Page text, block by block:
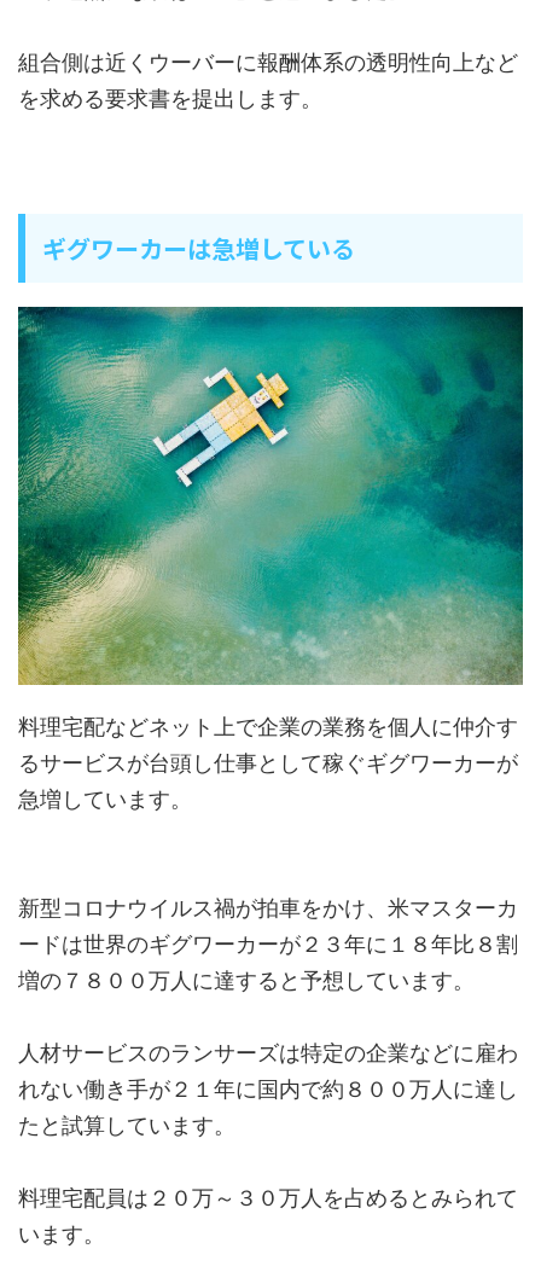
組合側は近くウーバーに報酬体系の透明性向上など
を求める要求書を提出します。
ギグワーカーは急増している
料理宅配などネット上で企業の業務を個人に仲介す
るサービスが台頭し仕事として稼ぐギグワーカーが
急増しています。
新型コロナウイルス禍が拍車をかけ、米マスターカ
ードは世界のギグワーカーが２３年に１８年比８割
増の７８００万人に達すると予想しています。
人材サービスのランサーズは特定の企業などに雇わ
れない働き手が２１年に国内で約８００万人に達し
たと試算しています。
料理宅配員は２０万～３０万人を占めるとみられて
います。